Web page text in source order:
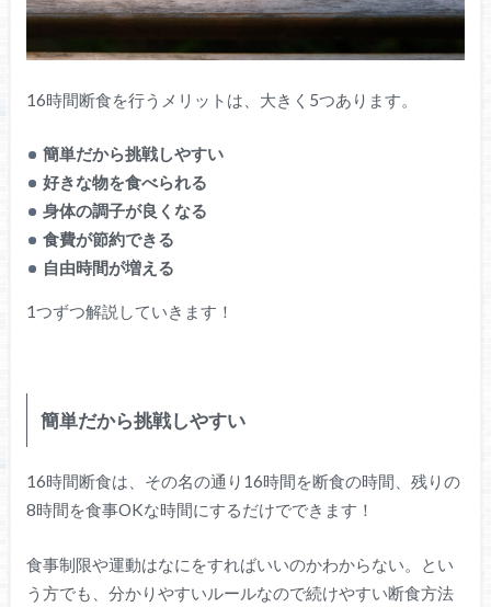
16時間断食を行うメリットは、大きく5つあります。
簡単だから挑戦しやすい
好きな物を食べられる
身体の調子が良くなる
食費が節約できる
自由時間が増える
1つずつ解説していきます！
簡単だから挑戦しやすい
16時間断食は、その名の通り16時間を断食の時間、残りの
8時間を食事OKな時間にするだけでできます！
食事制限や運動はなにをすればいいのかわからない。とい
う方でも、分かりやすいルールなので続けやすい断食方法